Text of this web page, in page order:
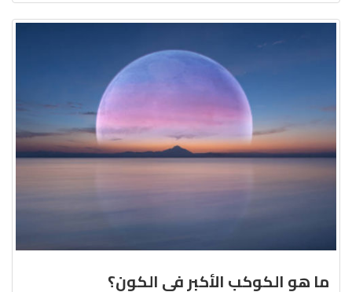
ما هو الكوكب الأكبر في الكون؟